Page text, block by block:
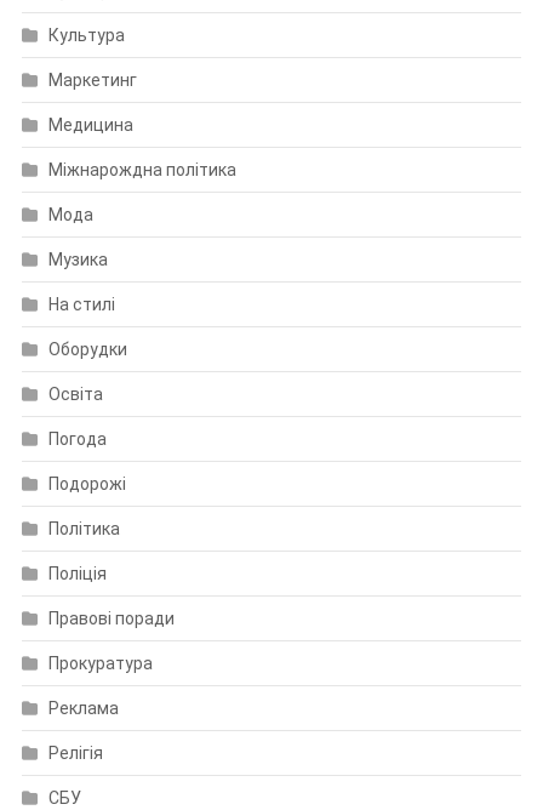
Культура
Маркетинг
Медицина
Міжнарождна політика
Мода
Музика
На стилі
Оборудки
Освіта
Погода
Подорожі
Політика
Поліція
Правові поради
Прокуратура
Реклама
Релігія
СБУ